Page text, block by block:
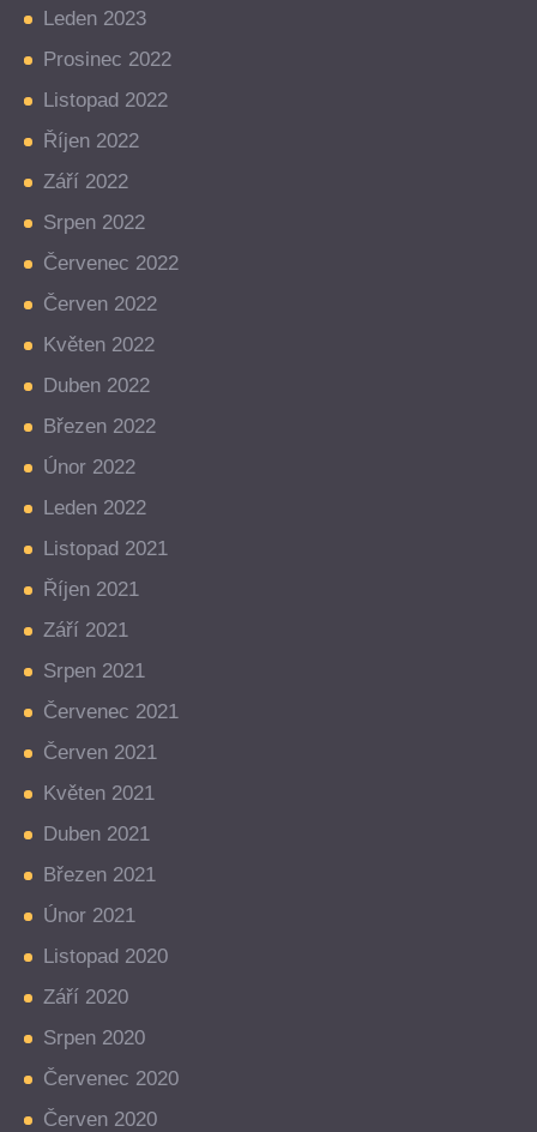
Leden 2023
Prosinec 2022
Listopad 2022
Říjen 2022
Září 2022
Srpen 2022
Červenec 2022
Červen 2022
Květen 2022
Duben 2022
Březen 2022
Únor 2022
Leden 2022
Listopad 2021
Říjen 2021
Září 2021
Srpen 2021
Červenec 2021
Červen 2021
Květen 2021
Duben 2021
Březen 2021
Únor 2021
Listopad 2020
Září 2020
Srpen 2020
Červenec 2020
Červen 2020